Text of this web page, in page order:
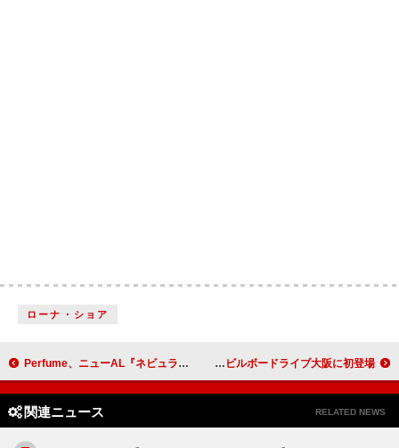
ローナ・ショア
Perfume、ニューAL『ネビュラロマンス 後篇』CDリリースに先駆けて8/18全曲デジタル配信決定 中村佳穂、カルテット編成でビルボードライブ大阪に初登場
関連ニュース RELATED NEWS